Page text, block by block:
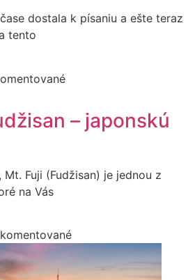
dostala k písaniu a ešte teraz
tento
– japonskú
Fuji (Fudžisan) je jednou z
na Vás